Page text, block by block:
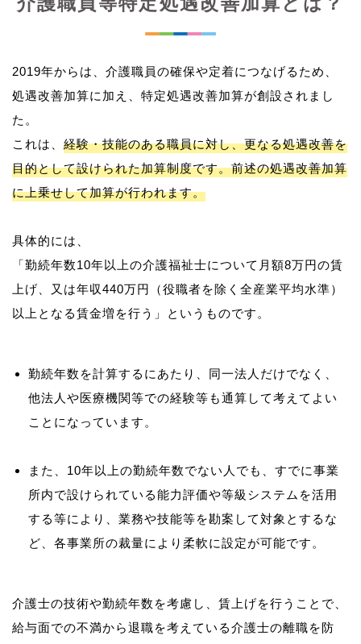
2019年からは、介護職員の確保や定着につなげるため、
処遇改善加算に加え、特定処遇改善加算が創設されまし
た。
これは、 経験・技能のある職員に対し、更なる処遇改善を
目的として設けられた加算制度です。前述の処遇改善加算
に上乗せして加算が行われます。
具体的には、
「勤続年数10年以上の介護福祉士について月額8万円の賃
上げ、又は年収440万円（役職者を除く全産業平均水準）
勤続年数を計算するにあたり、同一法人だけでなく、
他法人や医療機関等での経験等も通算して考えてよい
ことになっています。
また、10年以上の勤続年数でない人でも、すでに事業
所内で設けられている能力評価や等級システムを活用
する等により、業務や技能等を勘案して対象とするな
ど、各事業所の裁量により柔軟に設定が可能です。
介護士の技術や勤続年数を考慮し、賃上げを行うことで、
給与面での不満から退職を考えている介護士の離職を防